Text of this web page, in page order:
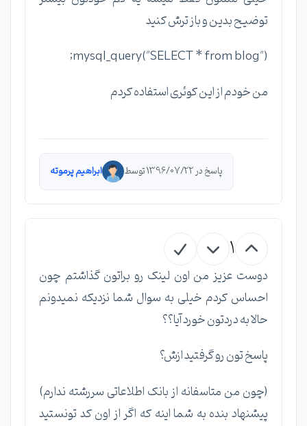
توضیح بدین و باز ترش کنید
mysql_query("SELECT * from blog");
من خودم از این کوئری استفاده کردم
پاسخ در 1396/07/22 توسط ابراهیم پرموته
1
دوست عزیز من اون لینک رو براتون گذاشتم چون
احساس کردم خیلی به سوال شما نزدیکه نمیدونم
حالا به دردتون خورد آیا؟؟
پاسخ تون رو گرفتید ازش؟
(چون من متاسفانه از بانک اطلاعاتی سررشته ندارم)
پیشنهاد بنده به شما اینه که اگر از اون کد تونستید